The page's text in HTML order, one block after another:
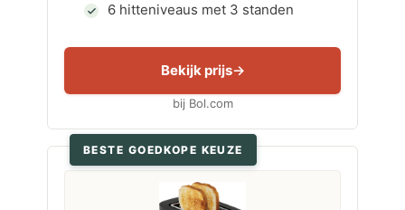
6 hitteniveaus met 3 standen
Bekijk prijs
bij Bol.com
BESTE GOEDKOPE KEUZE